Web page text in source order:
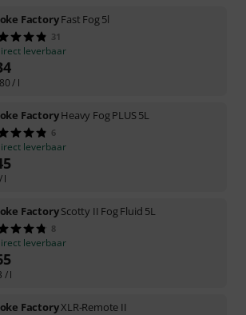
FactoryFast Fog 5l
31
leverbaar
/ l
FactoryHeavy Fog PLUS 5L
6
leverbaar
/ l
FactoryScotty II Fog Fluid 5L
8
leverbaar
/ l
FactoryXLR-Remote II